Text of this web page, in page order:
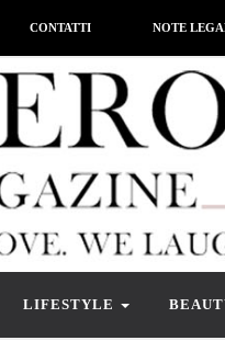
CONTATTI NOTE
LIFESTYLE